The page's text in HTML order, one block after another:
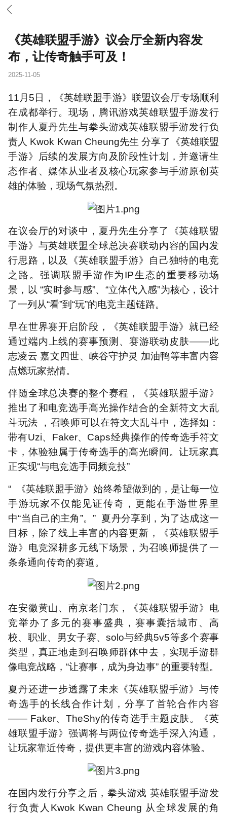
《英雄联盟手游》议会厅全新内容发
布，让传奇触手可及！
2025-11-05
11月5日，《英雄联盟手游》联盟议会厅专场顺利
在成都举行。现场，腾讯游戏英雄联盟手游发行
制作人夏丹先生与拳头游戏英雄联盟手游发行负
责人 Kwok Kwan Cheung先生 分享了《英雄联盟
手游》后续的发展方向及阶段性计划，并邀请生
态作者、媒体从业者及核心玩家参与手游原创英
雄的体验，现场气氛热烈。
在议会厅的对谈中，夏丹先生分享了《英雄联盟
手游》与英雄联盟全球总决赛联动内容的国内发
行思路，以及《英雄联盟手游》自己独特的电竞
之路。强调联盟手游作为IP生态的重要移动场
景，以 “实时参与感”、“立体代入感”为核心，设计
了一列从“看”到“玩”的电竞主题链路。
早在世界赛开启阶段，《英雄联盟手游》就已经
通过端内上线的赛事预测、赛游联动皮肤——此
志凌云 嘉文四世、峡谷守护灵 加油鸭等丰富内容
点燃玩家热情。
伴随全球总决赛的整个赛程，《英雄联盟手游》
推出了和电竞选手高光操作结合的全新符文大乱
斗玩法 ，召唤师可以在符文大乱斗中，选择如：
带有Uzi、Faker、Caps经典操作的传奇选手符文
卡，体验独属于传奇选手的高光瞬间。让玩家真
正实现“与电竞选手同频竞技”
“ 《英雄联盟手游》始终希望做到的，是让每一位
手游玩家不仅能见证传奇，更能在手游世界里
中“当自己的主角”。” 夏丹分享到，为了达成这一
目标，除了线上丰富的内容更新，《英雄联盟手
游》电竞深耕多元线下场景，为召唤师提供了一
条条通向传奇的赛道。
在安徽黄山、南京老门东，《英雄联盟手游》电
竞举办了多元的赛事盛典，赛事囊括城市、高
校、职业、男女子赛、solo与经典5v5等多个赛事
类型，真正地走到召唤师群体中去，实现手游群
像电竞战略，“让赛事，成为身边事” 的重要转型。
夏丹还进一步透露了未来《英雄联盟手游》与传
奇选手的长线合作计划，分享了首轮合作内容
—— Faker、TheShy的传奇选手主题皮肤。《英
雄联盟手游》强调将与两位传奇选手深入沟通，
让玩家靠近传奇，提供更丰富的游戏内容体验。
在国内发行分享之后，拳头游戏 英雄联盟手游发
行负责人Kwok Kwan Cheung 从全球发展的角